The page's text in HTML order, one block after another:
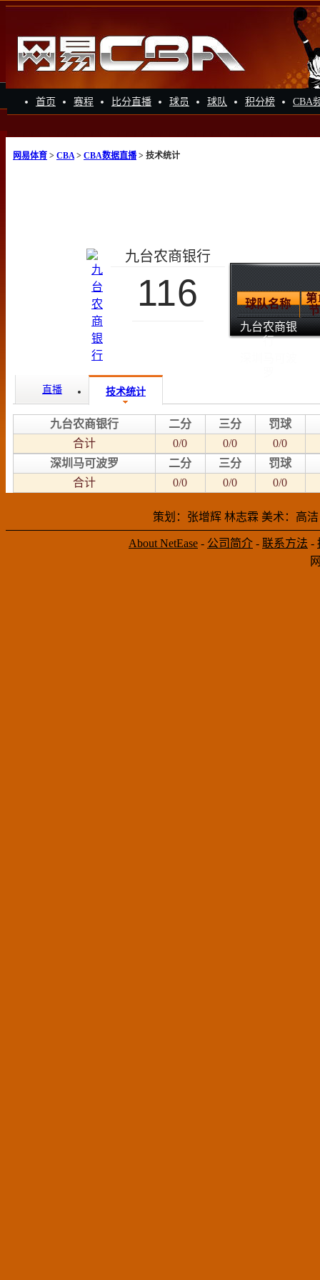
首页 赛程 比分直播 球员 球队 积分榜 CBA
网易体育 > CBA> CBA数据直播> 技术统计
九台农商银行
116 球队名称
第
节
九台农商银
行
直播 技术统计
九台农商银行 二分 三分
罚球
合计
0/0 0/0
0/0
深圳马可波罗
二分 三分
罚球
合计
0/0 0/0 0/0
策划：张增辉 林志霖 美术：高
About NetEase - 公司简介 - 联系方法 -